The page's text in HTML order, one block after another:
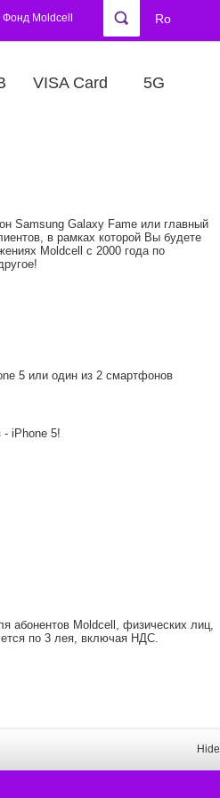
Фонд Moldcell Ro
VISA Card 5G
Samsung Galaxy Fame или главный
в рамках которой Вы будете
Moldcell с 2000 года по
5 или один из 2 смартфонов
iPhone 5!
абонентов Moldcell, физических лиц,
по 3 лея, включая НДС.
Hide